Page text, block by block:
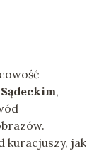
,
kuracjuszy, jak